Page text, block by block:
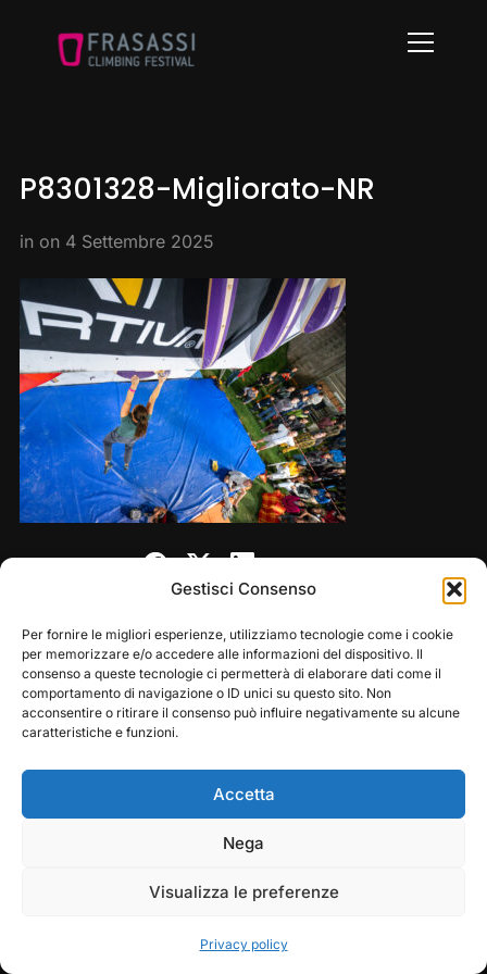
Gestisci Consenso
Per fornire le migliori esperienze, utilizziamo tecnologie come i cookie
per memorizzare e/o accedere alle informazioni del dispositivo. Il
consenso a queste tecnologie ci permetterà di elaborare dati come il
comportamento di navigazione o ID unici su questo sito. Non
acconsentire o ritirare il consenso può influire negativamente su alcune
caratteristiche e funzioni.
Accetta
Nega
Visualizza le preferenze
Privacy policy
Info
P8301328-Migliorato-NR
in on 4 Settembre 2025
Share this:
Copyright © 2026 — Frasassi Climbing Festival. All
Designed byWPZOOM